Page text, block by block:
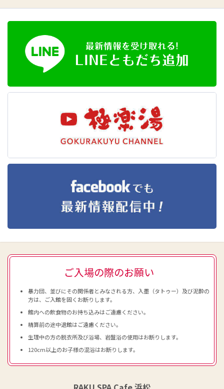
ご入場の際のお願い
暴力団、並びにその関係者とみなされる方、入墨（タトゥー）及び泥酔の
方は、ご入館を固くお断りします。
館内への飲食物のお持ち込みはご遠慮ください。
精算前の途中退館はご遠慮ください。
生理中の方の脱衣所及び浴場、岩盤浴の使用はお断りします。
120cm以上のお子様の混浴はお断りします。